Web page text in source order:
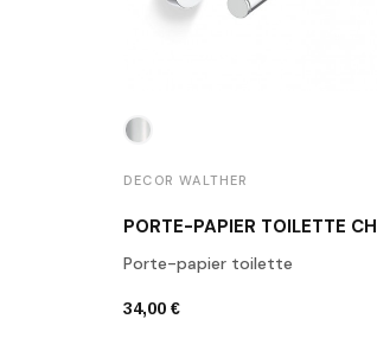
DECOR WALTHER
Porte-papier toilette
34,00 €